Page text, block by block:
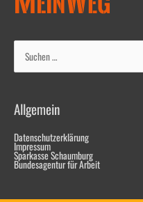
Suchen
nach:
Allgemein
Datenschutzerklärung
Impressum
Sparkasse Schaumburg
Bundesagentur für Arbeit